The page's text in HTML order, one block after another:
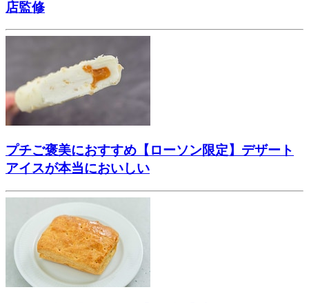
店監修
プチご褒美におすすめ【ローソン限定】デザート
アイスが本当においしい